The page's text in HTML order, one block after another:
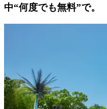
中“何度でも無料”で。